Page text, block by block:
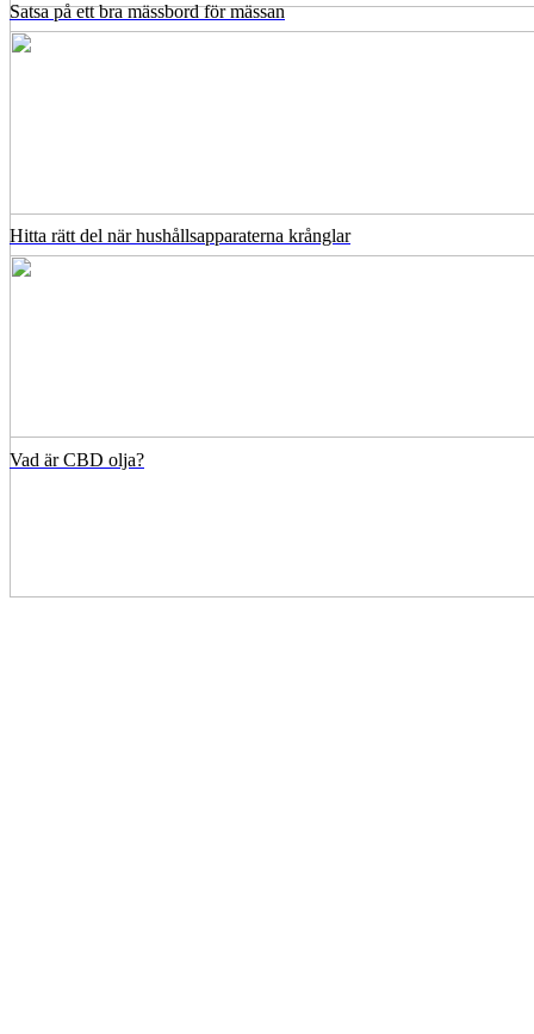
Satsa på ett bra mässbord för mässan
Hitta rätt del när hushållsapparaterna krånglar
Vad är CBD olja?